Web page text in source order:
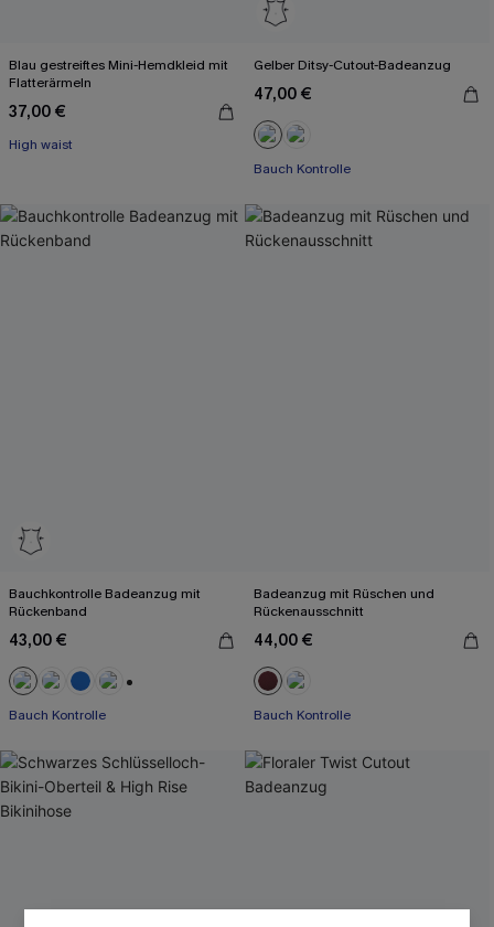
Blau gestreiftes Mini-Hemdkleid mit
Flatterärmeln
37,00 €
High waist
Gelber Ditsy-Cutout-Badeanzug
47,00 €
Bauch Kontrolle
Bauchkontrolle Badeanzug mit
Rückenband
43,00 €
Bauch Kontrolle
Badeanzug mit Rüschen und
Rückenausschnitt
44,00 €
Bauch Kontrolle